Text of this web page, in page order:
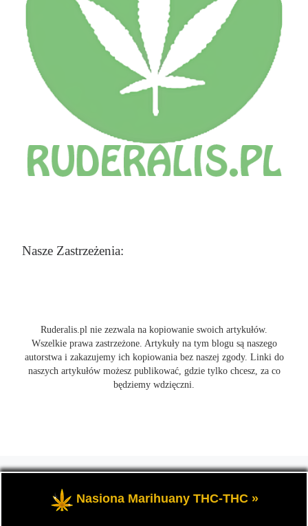
Nasze Zastrzeżenia:
Ruderalis.pl nie zezwala na kopiowanie swoich artykułów.
Wszelkie prawa zastrzeżone. Artykuły na tym blogu są naszego
autorstwa i zakazujemy ich kopiowania bez naszej zgody. Linki do
naszych artykułów możesz publikować, gdzie tylko chcesz, za co
będziemy wdzięczni.
marihuanie THC i konopi CBD, wszystko na temat uprawy
cannabis i nie tylko.
Nasiona Marihuany THC-THC »